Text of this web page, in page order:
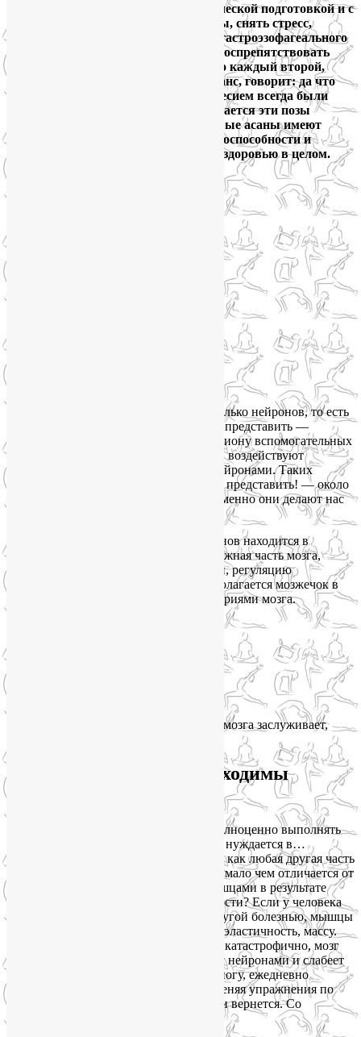
Люди приходят в йогу с разной физической подготовкой и с
разными целями: оздоровить суставы, снять стресс,
избавиться от боли в спине, миомы, гастроэзофагеального
рефлюкса или депрессии, похудеть, воспрепятствовать
развитию остеопороза, и т.д., и т.п. Но каждый второй,
начиная овладевать асанами на баланс, говорит: да что
вы, это не для меня, у меня с равновесием всегда были
проблемы… И, по возможности, старается эти позы
игнорировать. А между тем балансовые асаны имеют
непосредственное отношение к работоспособности и
здоровью мозга, а это значит, что и к здоровью в целом.
Знаете, сколько нейронов, то есть
нервных клеток, у вас в мозгу? Трудно представить —
100 миллиардов! А еще там есть триллиону вспомогательных
глиальных клеток. Они, среди прочего, воздействуют
на синапсы, то есть контакты между нейронами. Таких
контактов у нас в мозге — еще труднее представить! — около
100 триллионов, и по большей части именно они делают нас
Более половины этого сонмища нейронов находится в
мозжечке. И не случайно! Это очень важная часть мозга,
отвечающая за координацию движений, регуляцию
равновесия и мышечного тонуса. Располагается мозжечок в
районе затылка, под большими полушариями мозга.
Согласитесь, что этот отдел головного мозга заслуживает,
Для здоровья мозга необходимы
Во-первых, мозжечок, чтобы он мог полноценно выполнять
свои функции и не слабел год от года, нуждается в…
тренировках. Как мышцы, например, и как любая другая часть
мозга. Потому что мозг в этом смысле мало чем отличается от
мышц. Вспомните, что случается с мышцами в результате
длительной вынужденной неподвижности? Если у человека
перелом или он прикован к постели другой болезнью, мышцы
буквально атрофируются, теряют силу, эластичность, массу.
Для здоровья мозга бездействие так же катастрофично, мозг
перестает создавать новые связи между нейронами и слабеет
день ото дня. Однако если вы, сломав ногу, ежедневно
занимаетесь лечебной физкультурой, меняя упражнения по
мере восстановления, функционал ноги вернется. Со